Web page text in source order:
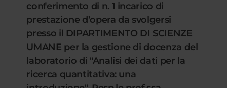
conferimento di n. 1 incarico di
prestazione d’opera da svolgersi
presso il DIPARTIMENTO DI SCIENZE
UMANE per la gestione di docenza del
laboratorio di "Analisi dei dati per la
ricerca quantitativa: una